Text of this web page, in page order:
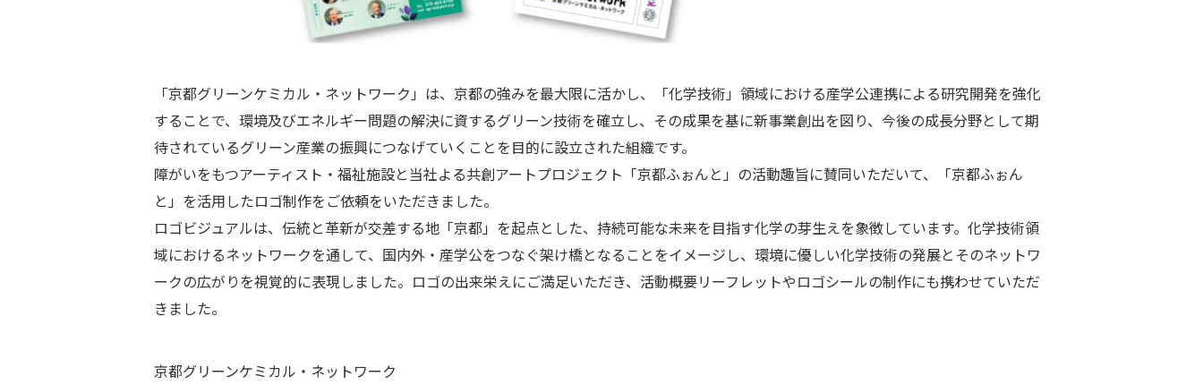
「京都グリーンケミカル・ネットワーク」は、京都の強みを最大限に活かし、「化学技術」領域における産学公連携による研究開発を強化
することで、環境及びエネルギー問題の解決に資するグリーン技術を確立し、その成果を基に新事業創出を図り、今後の成長分野として期
待されているグリーン産業の振興につなげていくことを目的に設立された組織です。
障がいをもつアーティスト・福祉施設と当社よる共創アートプロジェクト「京都ふぉんと」の活動趣旨に賛同いただいて、「京都ふぉん
と」を活用したロゴ制作をご依頼をいただきました。
ロゴビジュアルは、伝統と革新が交差する地「京都」を起点とした、持続可能な未来を目指す化学の芽生えを象徴しています。化学技術領
域におけるネットワークを通して、国内外・産学公をつなぐ架け橋となることをイメージし、環境に優しい化学技術の発展とそのネットワ
ークの広がりを視覚的に表現しました。ロゴの出来栄えにご満足いただき、活動概要リーフレットやロゴシールの制作にも携わせていただ
きました。
京都グリーンケミカル・ネットワーク